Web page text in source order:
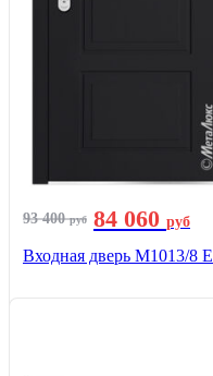
93 400руб 84 060 руб
Входная дверь М1013/8 E